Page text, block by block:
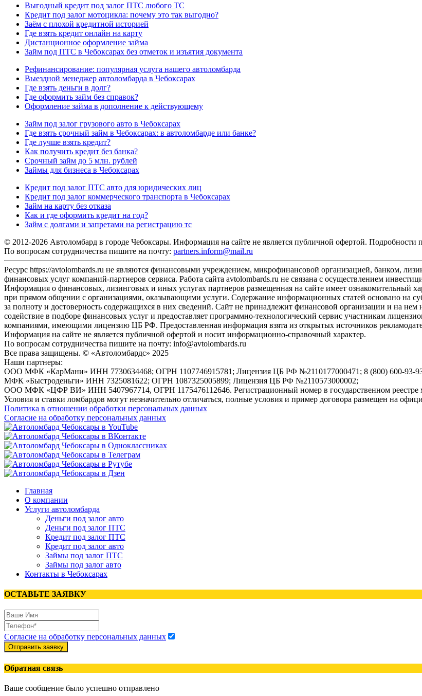
Выгодный кредит под залог ПТС любого ТС
Кредит под залог мотоцикла: почему это так выгодно?
Заём с плохой кредитной историей
Где взять кредит онлайн на карту
Дистанционное оформление займа
Займ под ПТС в Чебоксарах без отметок и изъятия документа
Рефинансирование: популярная услуга нашего автоломбарда
Выездной менеджер автоломбарда в Чебоксарах
Где взять деньги в долг?
Где оформить займ без справок?
Оформление займа в дополнение к действующему
Займ под залог грузового авто в Чебоксарах
Где взять срочный займ в Чебоксарах: в автоломбарде или банке?
Где лучше взять кредит?
Как получить кредит без банка?
Срочный займ до 5 млн. рублей
Займы для бизнеса в Чебоксарах
Кредит под залог ПТС авто для юридических лиц
Кредит под залог коммерческого транспорта в Чебоксарах
Займ на карту без отказа
Как и где оформить кредит на год?
Займ с долгами и запретами на регистрацию тс
© 2012-2026 Автоломбард в городе Чебоксары. Информация на сайте не является публичной офертой. Подробности
По вопросам сотрудничества пишите на почту: partners.inform@mail.ru
Ресурс https://avtolombards.ru не являются финансовыми учреждением, микрофинансовой организацией, банком,
финансовых услуг компаний-партнеров сервиса. Работа сайта avtolombards.ru не связана с осуществлением
Информация о финансовых, лизинговых и иных услугах партнеров размещенная на сайте имеет ознакомительный
при прямом общении с организациями, оказывающими услуги. Содержание информационных статей основано на
за полноту и достоверность содержащихся в них сведений. Сайт не принадлежит финансовой организации и на
содействие в подборе финансовых услуг и предоставляет программно-технологический сервис участникам
компаниями, имеющими лицензию ЦБ РФ. Предоставленная информация взята из открытых источников
Информация на сайте не является публичной офертой и носит информационно-справочный характер.
По вопросам сотрудничества пишите на почту: info@avtolombards.ru
Все права защищены. © «Автоломбардс» 2025
Наши партнеры:
ООО МФК «КарМани» ИНН 7730634468; ОГРН 1107746915781; Лицензия ЦБ РФ №2110177000471; 8 (800) 600-93-93;
МФК «Быстроденьги» ИНН 7325081622; ОГРН 1087325005899; Лицензия ЦБ РФ №2110573000002;
ООО МФК «ЦФР ВИ» ИНН 5407967714, ОГРН 1175476112646. Регистрационный номер в государственном реестре
Условия и ставки ломбардов могут незначительно отличаться, полные условия и пример договора размещен на
Политика в отношении обработки персональных данных
Согласие на обработку персональных данных
Главная
О компании
Услуги автоломбарда
Деньги под залог авто
Деньги под залог ПТС
Кредит под залог ПТС
Кредит под залог авто
Займы под залог ПТС
Займы под залог авто
Контакты в Чебоксарах
ОСТАВЬТЕ ЗАЯВКУ
Согласие на обработку персональных данных
Отправить заявку
Обратная связь
Ваше сообщение было успешно отправлено